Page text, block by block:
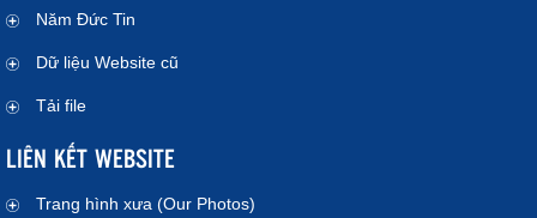
Năm Đức Tin
Dữ liệu Website cũ
Tải file
LIÊN KẾT WEBSITE
Trang hình xưa (Our Photos)